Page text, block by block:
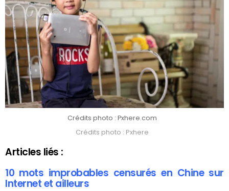
Crédits photo : Pxhere.com
Crédits photo : Pxhere
Articles liés :
10 mots improbables censurés en Chine sur
Internet et ailleurs